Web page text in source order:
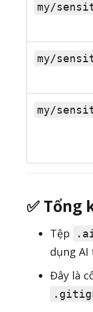
my/
my/
my/
✅ Tổng
Tệp
dụng
Đây là